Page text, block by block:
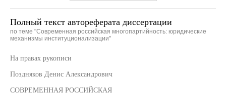
Полный текст автореферата диссертации
по теме "Современная российская многопартийность: юридические
механизмы институционализации"
На правах рукописи
Поздняков Денис Александрович
СОВРЕМЕННАЯ РОССИЙСКАЯ